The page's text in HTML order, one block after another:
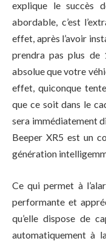
explique le succès
abordable, c’est
effet, après l’avoir
prendra pas plus de
absolue que votre
effet, quiconque
que ce soit dans le
sera immédiatement
Beeper XR5 est un
génération
Ce qui permet à
performante et
qu’elle dispose de
automatiquement à